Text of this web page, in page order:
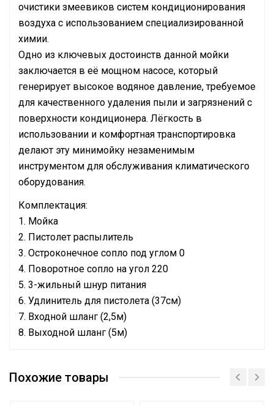
очистики змеевиков систем кондиционирования
воздуха с использованием специализированной
химии.
Одно из ключевых достоинств данной мойки
заключается в её мощном насосе, который
генерирует высокое водяное давление, требуемое
для качественного удаления пыли и загрязнений с
поверхности кондиционера. Лёгкость в
использовании и комфортная транспортировка
делают эту минимойку незаменимым
инструментом для обслуживания климатического
оборудования.
Комплектация:
1. Мойка
2. Пистолет распылитель
3. Остроконечное сопло под углом 0
4. Поворотное сопло на угол 220
5. 3-жильный шнур питания
6. Удлинитель для пистолета (37см)
7. Входной шланг (2,5м)
8. Выходной шланг (5м)
кондиционирования
Сертификат
Похожие товары